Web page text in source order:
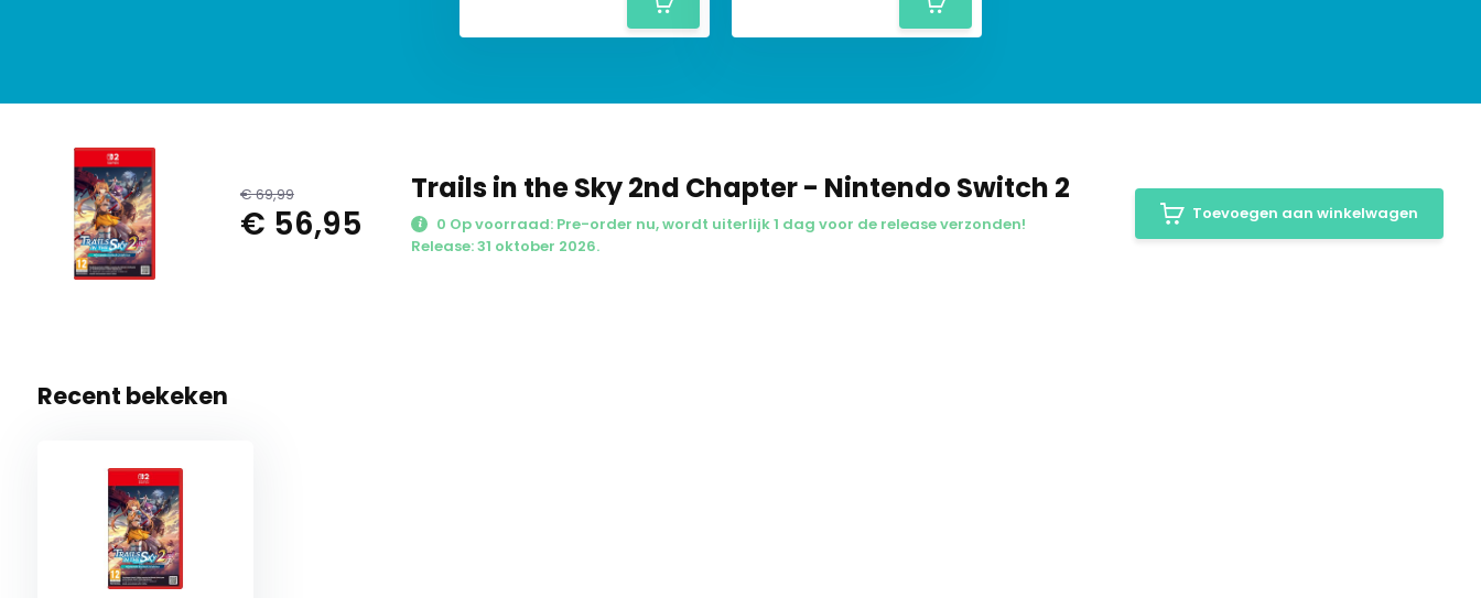
€ 69,99
€ 56,95
Trails in the Sky 2nd Chapter - Nintendo Switch 2
0 Op voorraad: Pre-order nu, wordt uiterlijk 1 dag voor de release verzonden!
Release: 31 oktober 2026.
Toevoegen aan winkelwagen
Recent bekeken